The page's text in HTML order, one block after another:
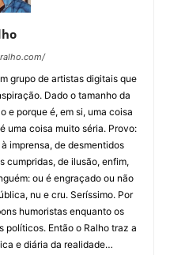
grupo de artistas digitais que
Dado o tamanho da
e porque é, em si, uma coisa
uma coisa muito séria. Provo:
imprensa, de desmentidos
cumpridas, de ilusão, enfim,
ou é engraçado ou não
nu e cru. Seríssimo. Por
humoristas enquanto os
políticos. Então o Ralho traz a
e diária da realidade…